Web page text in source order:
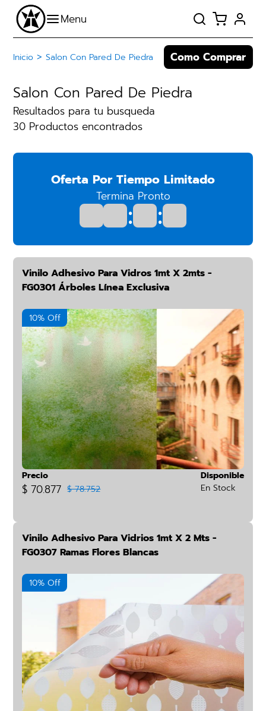
Inicio >Salon Con Pared De Piedra Como Comprar
Salon Con Pared De Piedra
Resultados para tu busqueda
30 Productos encontrados
Oferta Por Tiempo Limitado
Termina Pronto
: :
Vinilo Adhesivo Para Vidros 1mt X 2mts -
FG0301 Árboles Línea Exclusiva
10% Off
Precio
$ 70.877 $ 78.752
Disponible
En Stock
Vinilo Adhesivo Para Vidrios 1mt X 2 Mts -
FG0307 Ramas Flores Blancas
10% Off